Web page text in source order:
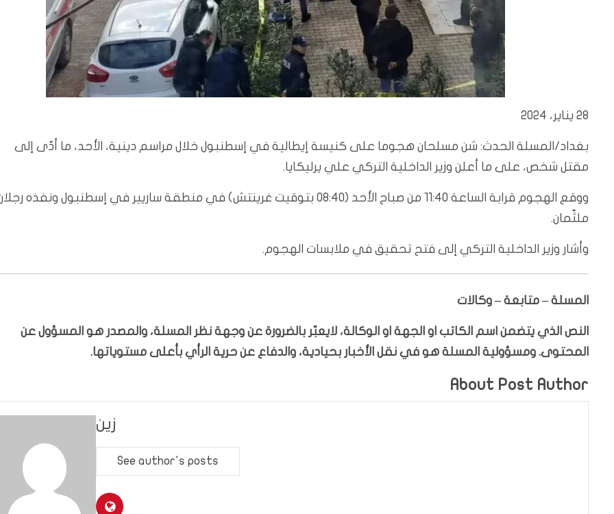
28 يناير، 2024
بغداد/المسلة الحدث: شن مسلحان هجوما على كنيسة إيطالية في إسطنبول خلال مراسم دينية، الأحد، ما أدّى إلى
مقتل شخص، على ما أعلن وزير الداخلية التركي علي يرليكايا.
ووقع الهجوم قرابة الساعة 11:40 من صباح الأحد (08:40 بتوقيت غرينتش) في منطقة ساريير في إسطنبول ونفذه
ملثّمان.
وأشار وزير الداخلية التركي إلى فتح تحقيق في ملابسات الهجوم.
المسلة – متابعة – وكالات
النص الذي يتضمن اسم الكاتب او الجهة او الوكالة، لايعبّر بالضرورة عن وجهة نظر المسلة، والمصدر هو المسؤول عن
المحتوى. ومسؤولية المسلة هو في نقل الأخبار بحيادية، والدفاع عن حرية الرأي بأعلى مستوياتها.
About Post Author
زين
See author's posts